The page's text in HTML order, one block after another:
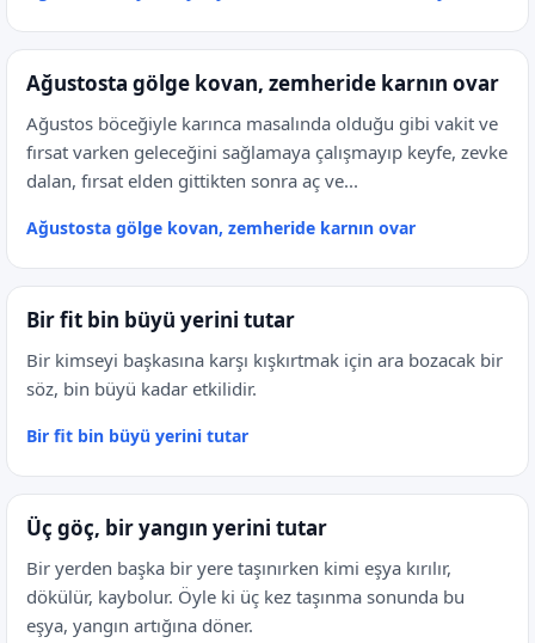
Ağustosta gölge kovan, zemheride karnın ovar
Ağustos böceğiyle karınca masalında olduğu gibi vakit ve
fırsat varken geleceğini sağlamaya çalışmayıp keyfe, zevke
dalan, fırsat elden gittikten sonra aç ve...
Ağustosta gölge kovan, zemheride karnın ovar
Bir fit bin büyü yerini tutar
Bir kimseyi başkasına karşı kışkırtmak için ara bozacak bir
söz, bin büyü kadar etkilidir.
Bir fit bin büyü yerini tutar
Üç göç, bir yangın yerini tutar
Bir yerden başka bir yere taşınırken kimi eşya kırılır,
dökülür, kaybolur. Öyle ki üç kez taşınma sonunda bu
eşya, yangın artığına döner.